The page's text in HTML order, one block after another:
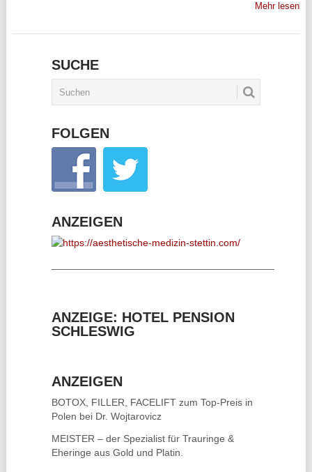
Mehr lesen
SUCHE
FOLGEN
ANZEIGEN
ANZEIGE: HOTEL PENSION
SCHLESWIG
ANZEIGEN
BOTOX, FILLER, FACELIFTzum Top-Preis in
Polen bei Dr. Wojtarovicz
MEISTER – der Spezialist für Trauringe &
Eheringe aus Gold und Platin.